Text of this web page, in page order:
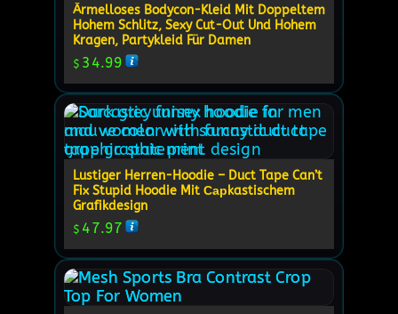
Ärmelloses Bodycon-Kleid Mit Doppeltem
Hohem Schlitz, Sexy Cut-Out Und Hohem
Kragen, Partykleid Für Damen
$ 34.99
Lustiger Herren-Hoodie – Duct Tape Can’t
Fix Stupid Hoodie Mit Сарkastischem
Grafikdesign
$ 47.97